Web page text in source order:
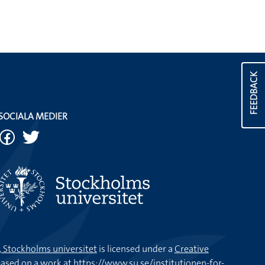
FEEDBACK
MEDIER
universitetis licensed under aCreative